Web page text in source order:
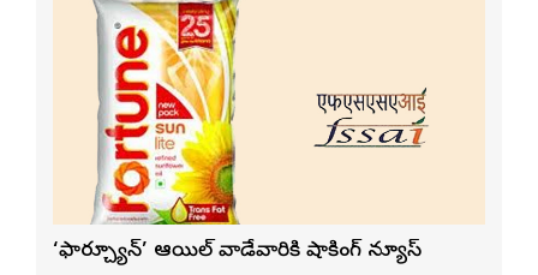
‘ఫార్చ్యూన్’ ఆయిల్ వాడేవారికి షాకింగ్ న్యూస్